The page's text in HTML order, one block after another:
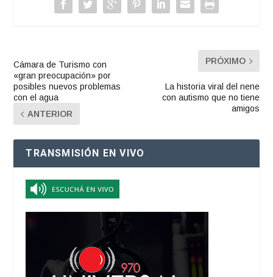
Cámara de Turismo con
«gran preocupación» por
posibles nuevos problemas
con el agua
ANTERIOR
PRÓXIMO
La historia viral del nene
con autismo que no tiene
amigos
TRANSMISIÓN EN VIVO